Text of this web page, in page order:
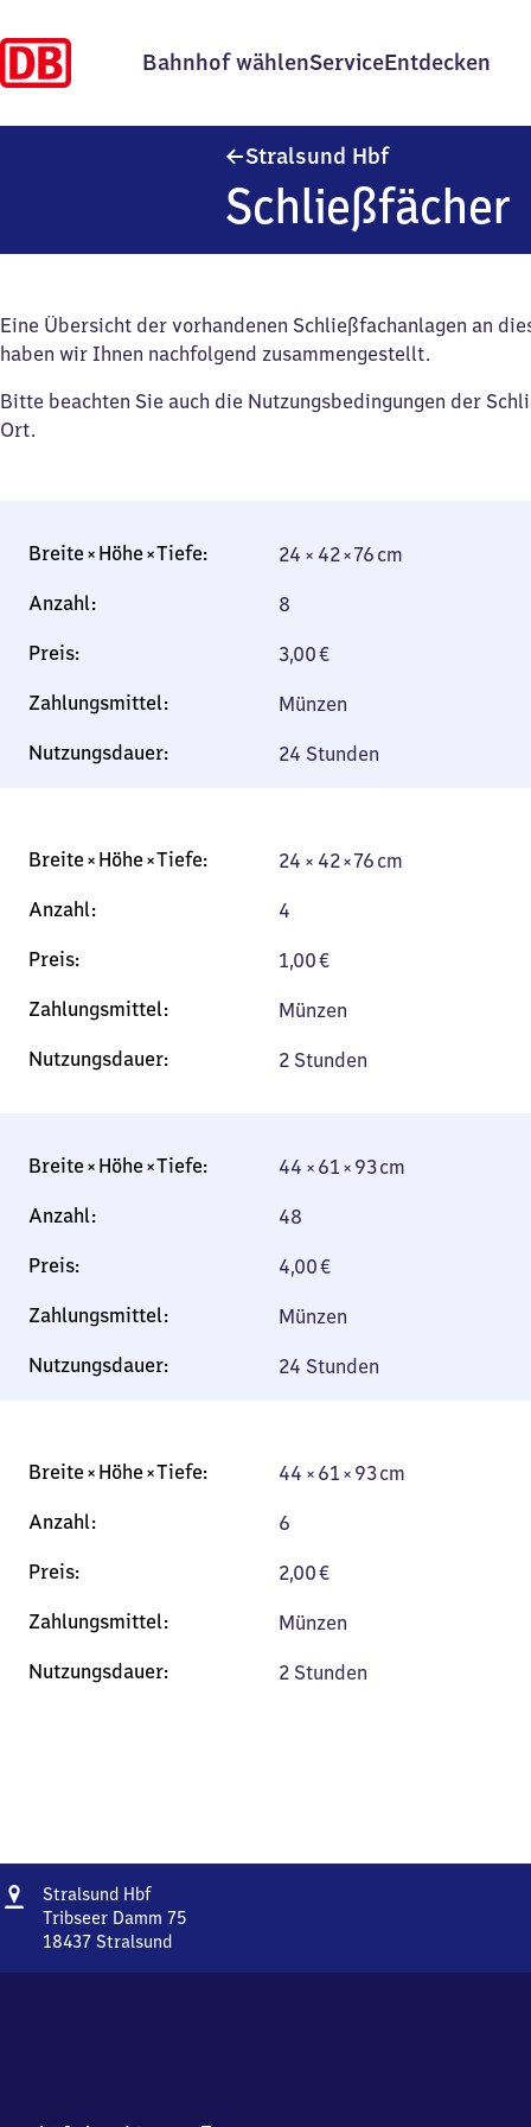
Bahnhof wählenServiceEntdecken
Stralsund HbfStralsund
Schließfächer
Eine Übersicht der vorhandenen Schließfachanlagen an
haben wir Ihnen nachfolgend zusammengestellt.
Bitte beachten Sie auch die Nutzungsbedingungen der
Ort.
24 × 42 × 76 cm
8
3,00€
Münzen
24 Stunden
24 × 42 × 76 cm
4
1,00€
Münzen
2 Stunden
44 × 61 × 93 cm
48
4,00€
Münzen
24 Stunden
44 × 61 × 93 cm
6
2,00€
Münzen
2 Stunden
Adresse
Stralsund HbfStralsund
Hauptbahnhof
Tribseer Damm 75
18437 Stralsund